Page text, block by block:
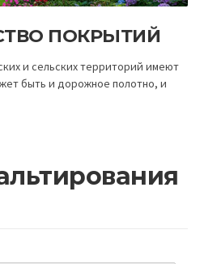
ПОКРЫТИЙ
и сельских территорий имеют
быть и дорожное полотно, и